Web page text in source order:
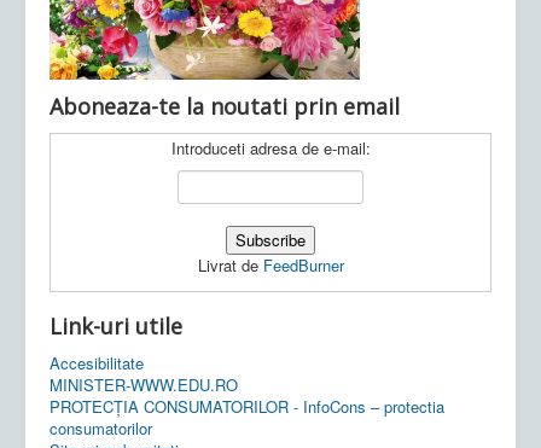
Aboneaza-te la noutati prin email
Introduceti adresa de e-mail:
Livrat de FeedBurner
Link-uri utile
Accesibilitate
MINISTER-WWW.EDU.RO
PROTECȚIA CONSUMATORILOR - InfoCons – protectia
consumatorilor